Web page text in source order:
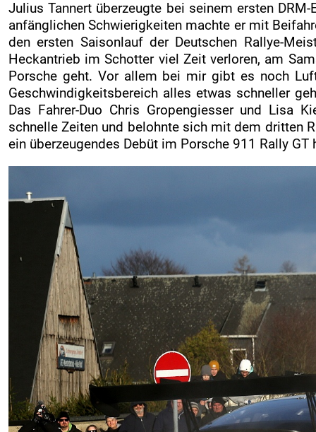
Julius Tannert überzeugte bei seinem ersten
anfänglichen Schwierigkeiten machte er mit
den ersten Saisonlauf der Deutschen Rallye-
Heckantrieb im Schotter viel Zeit verloren, am
Porsche geht. Vor allem bei mir gibt es noch
Geschwindigkeitsbereich alles etwas schneller
Das Fahrer-Duo Chris Gropengiesser und Lisa
schnelle Zeiten und belohnte sich mit dem dritten
ein überzeugendes Debüt im Porsche 911 Rally GT